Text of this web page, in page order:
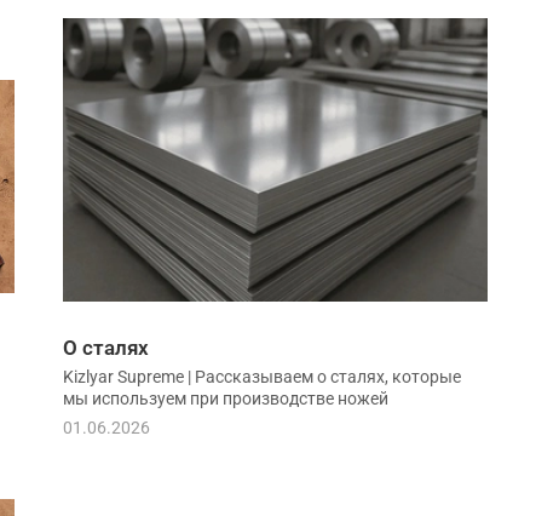
О сталях
Kizlyar Supreme | Рассказываем о сталях, которые
мы используем при производстве ножей
01.06.2026